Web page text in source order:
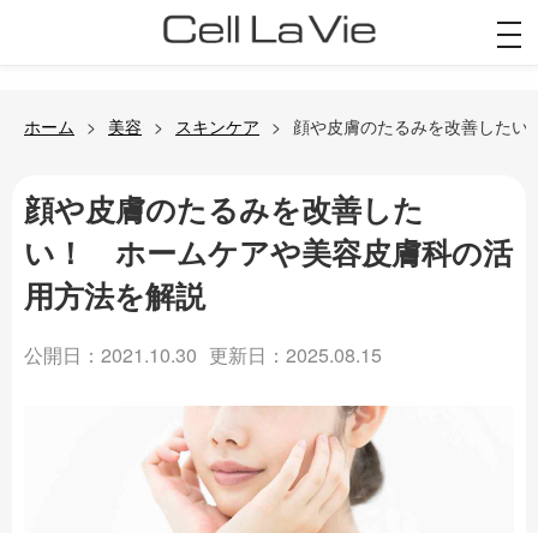
ホーム 美容 スキンケア 顔や皮膚のたるみを改善した
顔や皮膚のたるみを改善した
い！ ホームケアや美容皮膚科の活
用方法を解説
公開日：2021.10.30 更新日：2025.08.15